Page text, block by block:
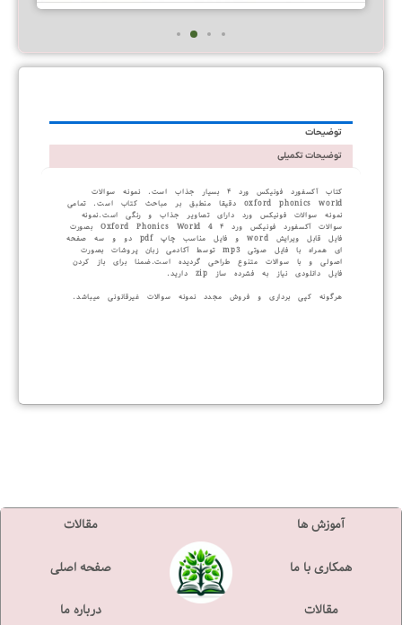
آزمون جامع فمیلی فرندز ۱ تا ۶
امتیاز
0
تومان69.000
توضیحات
توضیحات تکمیلی
کتاب آکسفورد فونیکس ورد ۴ بسیار جذاب است. نمونه سوالات
oxford phonics world دقیقا منطبق بر مباحث کتاب است. تمامی
نمونه سوالات فونیکس ورد دارای تصاویر جذاب و رنگی است.نمونه
سوالات آکسفورد فونیکس ورد ۴ Oxford Phonics World 4 بصورت
فایل قابل ویرایش word و فایل مناسب چاپ pdf دو و سه صفحه
ای همراه با فایل صوتی mp3 توسط آکادمی زبان پروشات بصورت
اصولی و با سوالات متنوع طراحی گردیده است.ضمنا برای باز کردن
فایل دانلودی نیاز به فشرده ساز zip دارید.
هرگونه کپی برداری و فروش مجدد نمونه سوالات غیرقانونی میباشد.
آموزش ها
همکاری با ما
مقالات
مقالات
صفحه اصلی
درباره ما